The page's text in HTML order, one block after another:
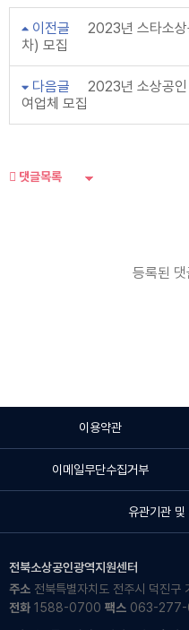
이전글
2023년 스타소
차) 모집
다음글
2023년 소상공인
여업체 모집
댓글목록
등록된
이용약관
이메일무단수집거부
유관기관
전북소상공인광역지원센터
주소 전북특별자치도 전주시 덕진
전화 1588-0700 팩스 063-277-